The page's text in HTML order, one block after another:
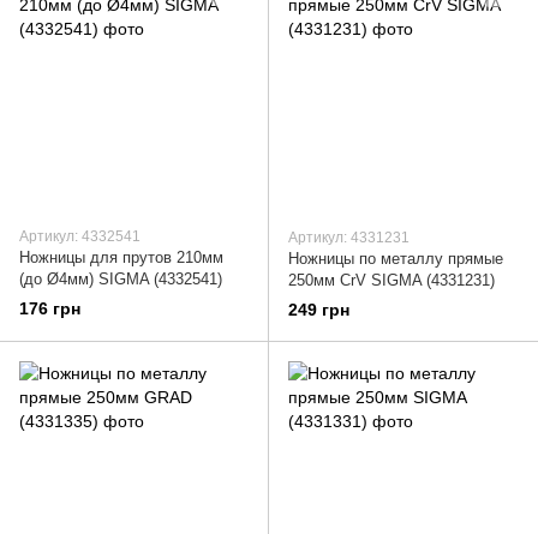
Артикул: 4332541
Ножницы для прутов 210мм
(до Ø4мм) SIGMA (4332541)
176 грн
Артикул: 4331231
Ножницы по металлу прямые
250мм CrV SIGMA (4331231)
249 грн